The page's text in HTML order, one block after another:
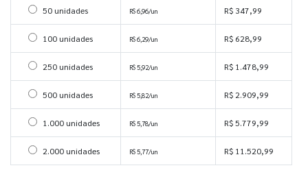
Selecionar 50 unidades
50 unidades R$ 6,96/un R$ 347,99
Selecionar 100 unidades
100 unidades R$ 6,29/un R$ 628,99
Selecionar 250 unidades
250 unidades R$ 5,92/un R$ 1.478,99
Selecionar 500 unidades
500 unidades R$ 5,82/un R$ 2.909,99
Selecionar 1000 unidades
1.000 unidades R$ 5,78/un R$ 5.779,99
Selecionar 2000 unidades
2.000 unidades R$ 5,77/un R$ 11.520,99